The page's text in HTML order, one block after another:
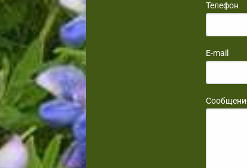
Телефон
E-mail